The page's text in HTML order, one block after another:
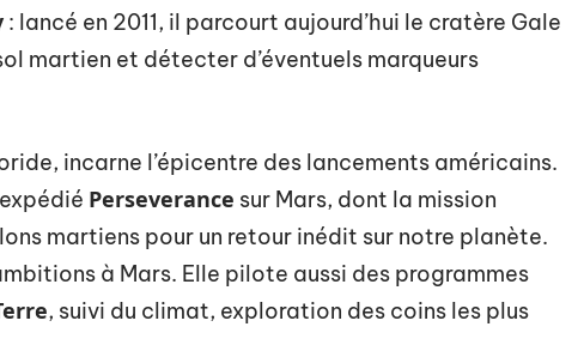
: lancé en 2011, il parcourt aujourd’hui le cratère Gale
martien et détecter d’éventuels marqueurs
incarne l’épicentre des lancements américains.
Perseverance sur Mars, dont la mission
martiens pour un retour inédit sur notre planète.
à Mars. Elle pilote aussi des programmes
, suivi du climat, exploration des coins les plus